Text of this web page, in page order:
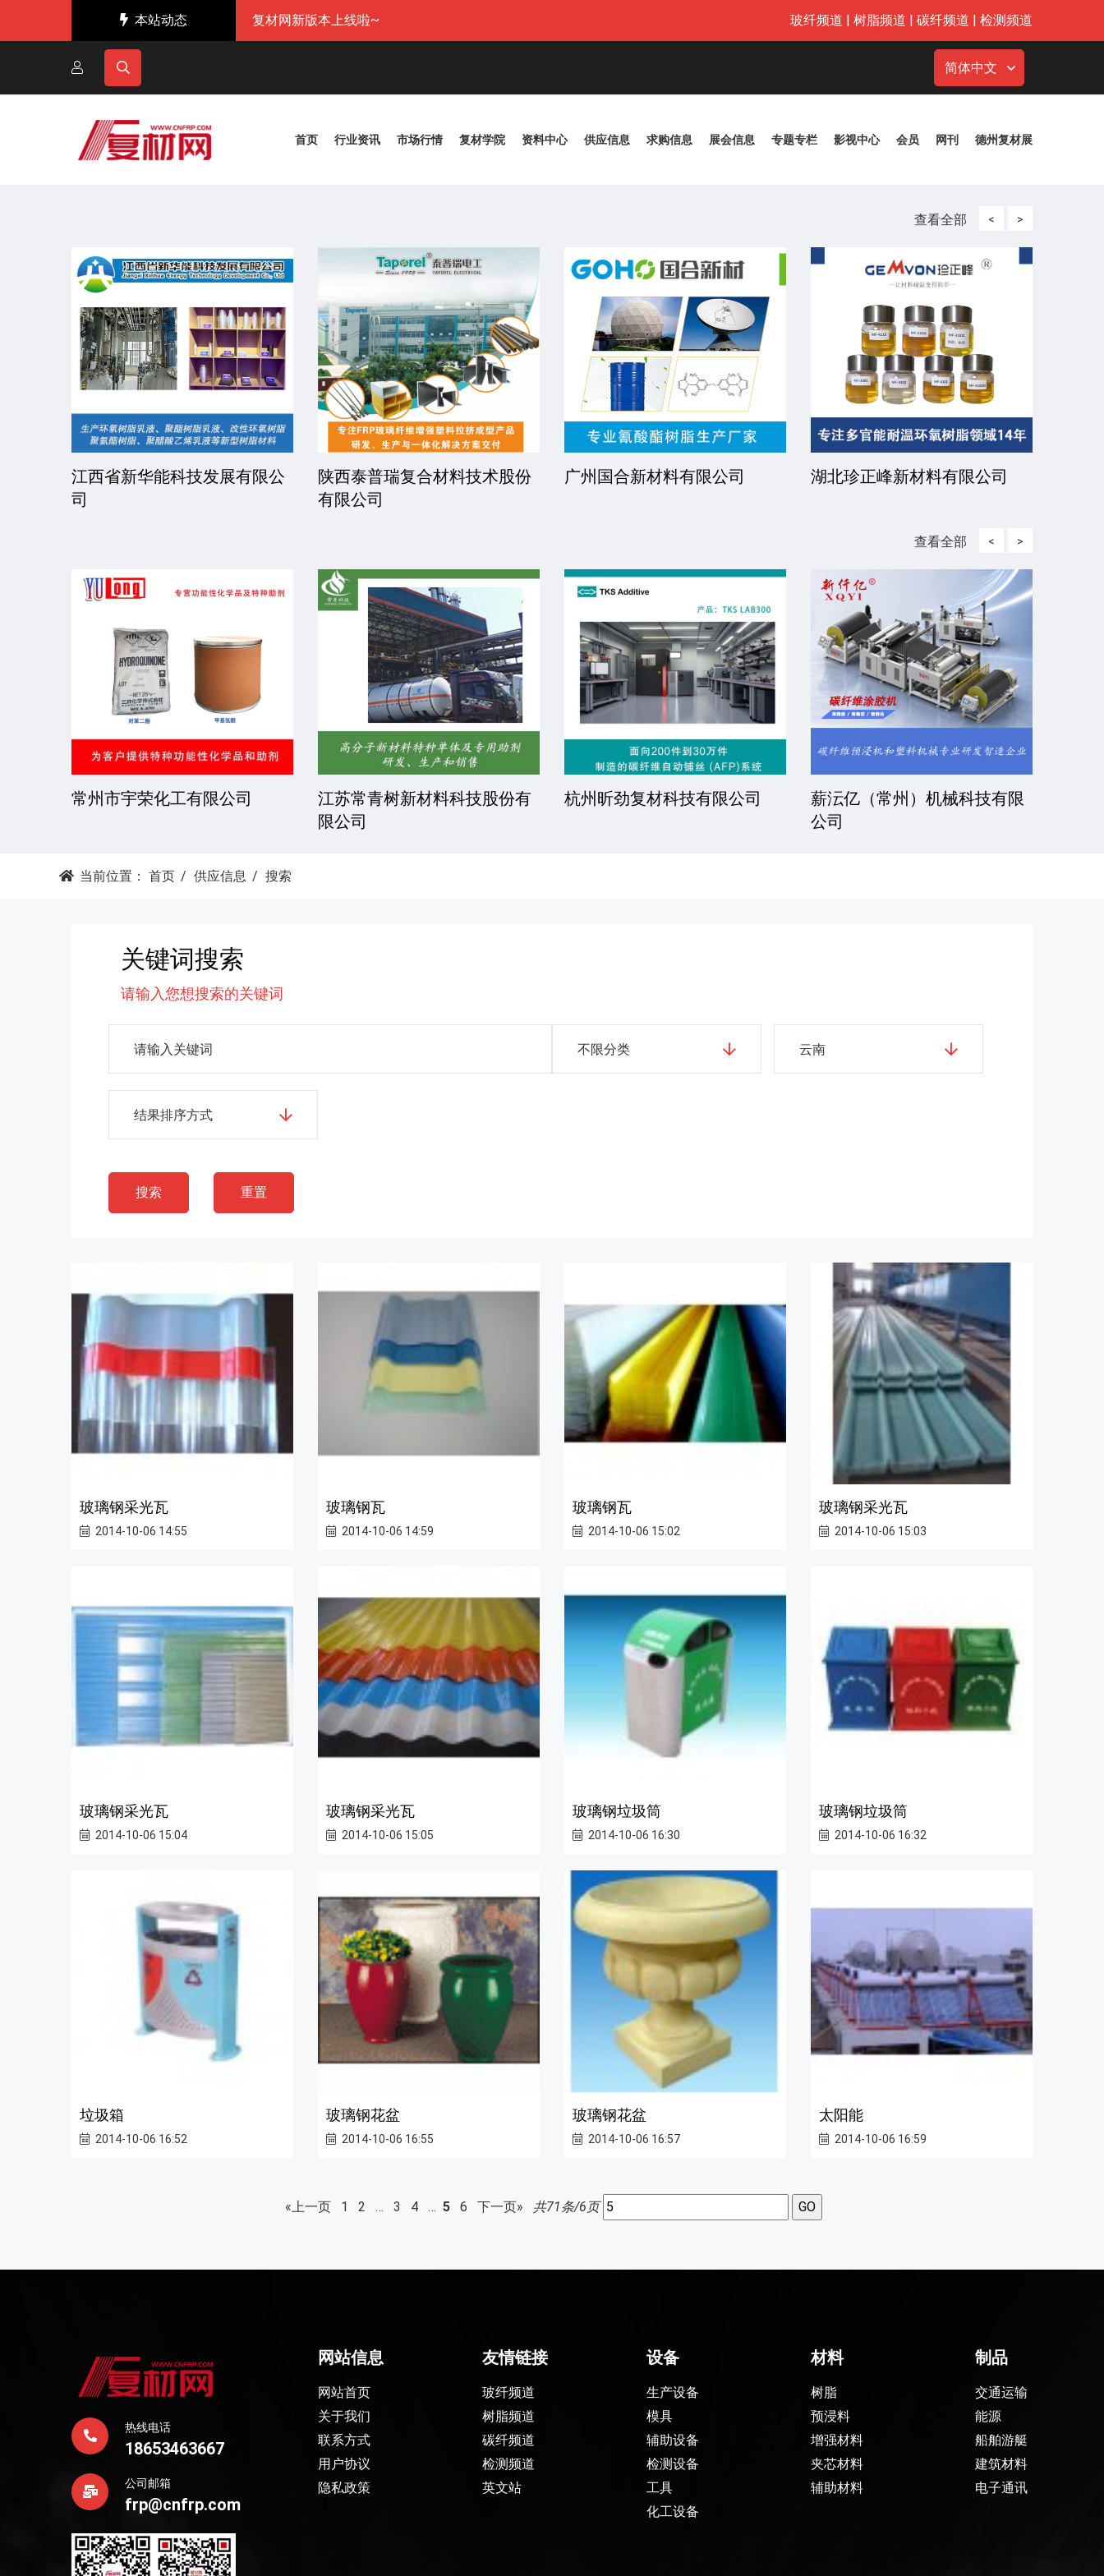
本站动态 复材网新版本上线啦~ 玻纤频道 | 树脂频道 | 碳纤频道 | 检测频道
简体中文
首页 行业资讯 市场行情 复材学院 资料中心 供应信息 求购信息 展会信息 专题专栏 影视中心 会员 网刊 德州复材展
查看全部 <
上海复铠斯国际贸易有限公司 宁波市凯博数控机械有限公司
威海东发精工机械有限责任公
江苏和宇新材料有限公司
>
查看全部 <
常州竤双智能设备科技有限公
湖南精正设备制造有限公司 上海赛卡精密机械有限公司 常州日新树脂有限公司
>
当前位置： 首页 供应信息 搜索
关键词搜索
请输入您想搜索的关键词
不限分类 云南
结果排序方式
搜索 重置
玻璃钢采光瓦
2014-10-06 14:55
玻璃钢瓦
2014-10-06 14:59
玻璃钢瓦
2014-10-06 15:02
玻璃钢采光瓦
2014-10-06 15:03
玻璃钢采光瓦
2014-10-06 15:04
玻璃钢采光瓦
2014-10-06 15:05
玻璃钢垃圾筒
2014-10-06 16:30
玻璃钢垃圾筒
2014-10-06 16:32
垃圾箱
2014-10-06 16:52
玻璃钢花盆
2014-10-06 16:55
玻璃钢花盆
2014-10-06 16:57
太阳能
2014-10-06 16:59
«上一页 1 2 … 3 4 … 5 6 下一页» 共71条/6页
热线电话
18653463667
公司邮箱
frp@cnfrp.com
网站信息
网站首页
关于我们
联系方式
用户协议
隐私政策
友情链接
玻纤频道
树脂频道
碳纤频道
检测频道
英文站
设备
生产设备
模具
辅助设备
检测设备
工具
化工设备
材料
树脂
预浸料
增强材料
夹芯材料
辅助材料
制品
交通运输
能源
船舶游艇
建筑材料
电子通讯